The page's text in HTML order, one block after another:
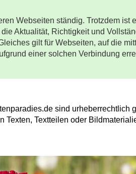
Webseiten ständig. Trotzdem ist
Aktualität, Richtigkeit und
gilt für Webseiten, auf die
einer solchen Verbindung
sind urheberrechtlich
Texten, Textteilen oder